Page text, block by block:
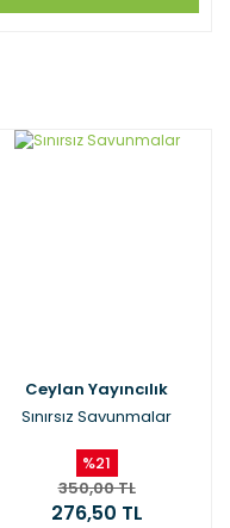
Ceylan Yayıncılık
Sınırsız Savunmalar
%21
350,00 TL
276,50 TL